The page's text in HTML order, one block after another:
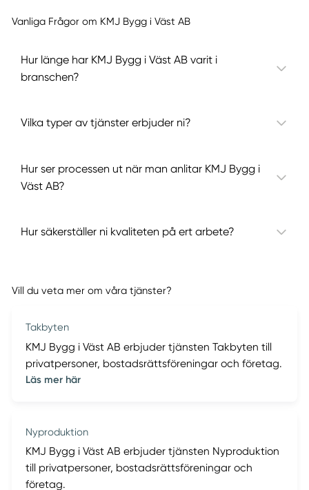
Vanliga Frågor om KMJ Bygg i Väst AB
Hur länge har KMJ Bygg i Väst AB varit i
branschen?
Vilka typer av tjänster erbjuder ni?
Hur ser processen ut när man anlitar KMJ Bygg i
Väst AB?
Hur säkerställer ni kvaliteten på ert arbete?
Vill du veta mer om våra tjänster?
Takbyten
KMJ Bygg i Väst AB erbjuder tjänsten Takbyten till
privatpersoner, bostadsrättsföreningar och företag.
Läs mer här
Nyproduktion
KMJ Bygg i Väst AB erbjuder tjänsten Nyproduktion
till privatpersoner, bostadsrättsföreningar och
företag.